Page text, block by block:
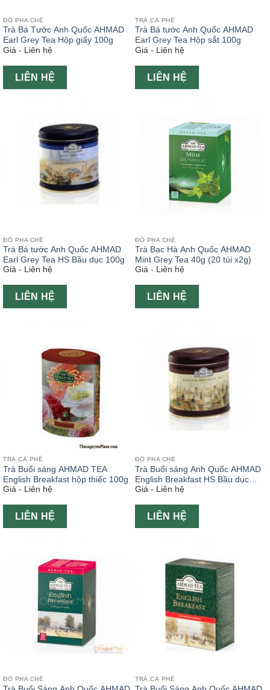
ĐỒ PHA CHẾ
Trà Bá Tước Anh Quốc AHMAD
Earl Grey Tea Hộp giấy 100g
Giá - Liên hệ
LIÊN HỆ
TRÀ,CÀ PHÊ
Trà Bá tước Anh Quốc AHMAD
Earl Grey Tea Hộp sắt 100g
Giá - Liên hệ
LIÊN HỆ
ĐỒ PHA CHẾ
Trà Bá tước Anh Quốc AHMAD
Earl Grey Tea HS Bầu dục 100g
Giá - Liên hệ
LIÊN HỆ
ĐỒ PHA CHẾ
Trà Bạc Hà Anh Quốc AHMAD
Mint Grey Tea 40g (20 túi x2g)
Giá - Liên hệ
LIÊN HỆ
TRÀ,CÀ PHÊ
Trà Buổi sáng AHMAD TEA
English Breakfast hộp thiếc 100g
Giá - Liên hệ
LIÊN HỆ
ĐỒ PHA CHẾ
Trà Buổi sáng Anh Quốc AHMAD
English Breakfast HS Bầu dục
100g
Giá - Liên hệ
LIÊN HỆ
ĐỒ PHA CHẾ TRÀ,CÀ PHÊ